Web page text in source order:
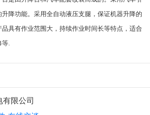
降功能。采用全自动液压支腿，保证机器升降的
具有作业范围大，持续作业时间长等特点，适合
等.
有限公司